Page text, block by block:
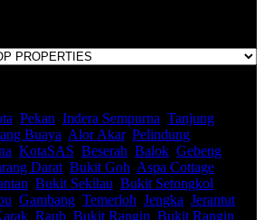
Pekan Indera Sempurna Tanjung
Buaya Alor Akar, Pelindung
KotaSAS Beserah Balok Gebeng
Darat Bukit Goh Aspa Cottage
Bukit Sekilau Bukit Setongkol
Gambang Temerloh Jengka Jerantut
Raub Bukit Rangin Bukit Rangin